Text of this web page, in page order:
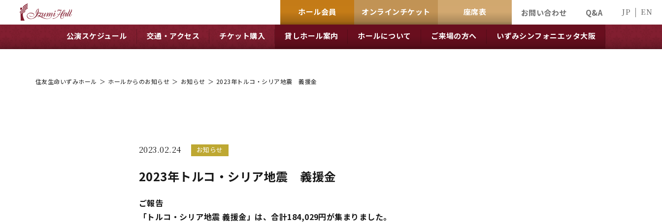
ホール会員 オンラインチケット 座席表 お問い合わせ Q&A JP EN
公演スケジュール 交通・アクセス チケット購入 貸しホール案内 ホールについて ご来場の方へ いずみシンフォニエッタ大阪
住友生命いずみホール ＞ ホールからのお知らせ ＞ お知らせ ＞ 2023年トルコ・シリア地震 義援金
2023.02.24 お知らせ
2023年トルコ・シリア地震 義援金
ご報告
「トルコ・シリア地震 義援金」は、合計184,029円が集まりました。